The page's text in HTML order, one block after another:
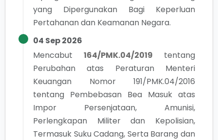
yang Dipergunakan Bagi Keperluan
Pertahanan dan Keamanan Negara.
04 Sep 2026
Mencabut
164/PMK.04/2019
tentang
Perubahan atas Peraturan Menteri
Keuangan Nomor 191/PMK.04/2016
tentang Pembebasan Bea Masuk atas
Impor Persenjataan, Amunisi,
Perlengkapan Militer dan Kepolisian,
Termasuk Suku Cadang, Serta Barang dan